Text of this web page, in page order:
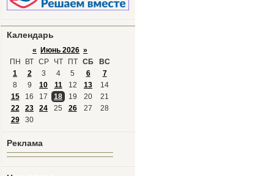
Календарь
« Июнь 2026 »
ПН
ВТ СР ЧТ ПТ СБ
ВС
1
2 3 4 5 6
7
8
9 10 11 12 13
14
15
16 17 18 19 20
21
22
23 24 25 26 27
28
29
30
Реклама